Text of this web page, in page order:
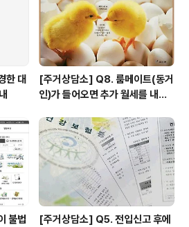
다. 주거라는 것이 나의
한 대
[주거상담소] Q8. 룸메이트(동거
인)가 들어오면 추가 월세를 내야
불법
[주거상담소] Q5. 전입신고 후에